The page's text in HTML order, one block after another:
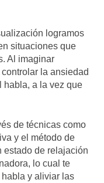
logramos
situaciones que
Al imaginar
la ansiedad
habla, a la vez que
de técnicas como
y el método de
estado de relajación
lo cual te
y aliviar las